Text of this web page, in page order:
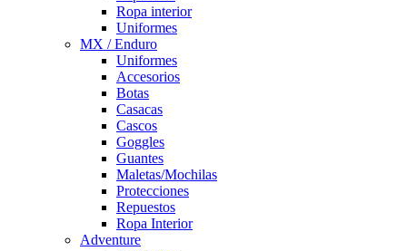
Ropa interior
Uniformes
MX / Enduro
Uniformes
Accesorios
Botas
Casacas
Cascos
Goggles
Guantes
Maletas/Mochilas
Protecciones
Repuestos
Ropa Interior
Adventure